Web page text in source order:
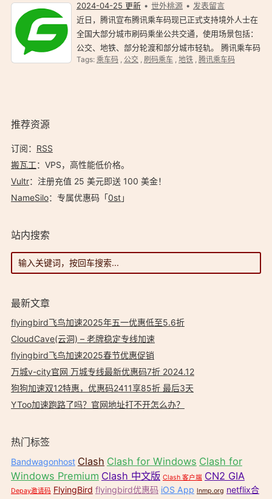
2024-04-25 更新 世外桃源
发表留言
近日，腾讯宣布腾讯乘车码现已正式支持境外人士在
全国大部分城市刷码乘坐公共交通，使用场景包括：
公交、地铁、部分轮渡和部分城市轻轨。 腾讯乘车码
支持境外人士刷码坐公交地铁 万里长城、百年故宫、
Tags: 乘车码, 公交 , 刷码乘车, 地铁, 腾讯乘车码
推荐资源
订阅： RSS
搬瓦工：VPS，高性能低价格。️
Vultr：注册充值 25 美元即送 100 美金！
NameSilo：专属优惠码「0st」
站内搜索
最新文章
flyingbird飞鸟加速2025年五一优惠低至5.6折
CloudCave(云洞) – 老牌稳定专线加速
flyingbird飞鸟加速2025春节优惠促销
万城v-city官网 万城专线最新优惠码7折 2024.12
狗狗加速双12特惠，优惠码2411享85折 最后3天
YToo加速跑路了吗？官网地址打不开怎么办？
热门标签
Bandwagonhost Clash Clash for Windows Clash for
Windows Premium Clash 中文版 Clash 客户端 CN2 GIA
Depay邀请码 FlyingBird flyingbird优惠码 iOS App lnmp.org netflix合